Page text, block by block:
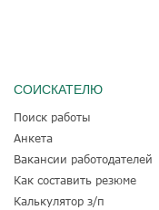
СОИСКАТЕЛЮ
Поиск работы
Анкета
Вакансии работодателей
Как составить резюме
Калькулятор з/п